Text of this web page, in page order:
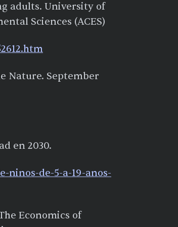
adults. University of
Sciences (ACES)
Nature. September
en 2030.
ninos-de-5-a-19-anos-
Economics of